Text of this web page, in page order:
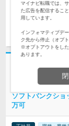
ソフトバンクショッ
定★内定率70％以上
ソフトバンクシ
万可
マイナビ転職では、
た広告を配信するこ
用しています。
インフォマティブデ
ク先から停止（オプ
※オプトアウトをし
あります。